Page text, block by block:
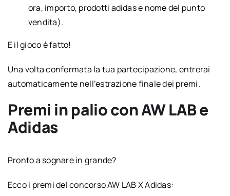
ora, importo, prodotti adidas e nome del punto
vendita).
E il gioco è fatto!
Una volta confermata la tua partecipazione, entrerai
automaticamente nell’estrazione finale dei premi.
Premi in palio con AW LAB e
Adidas
Pronto a sognare in grande?
Ecco i premi del concorso AW LAB X Adidas: